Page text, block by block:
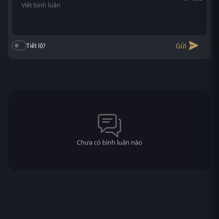
Tiết lộ? Gửi
Chưa có bình luận nào